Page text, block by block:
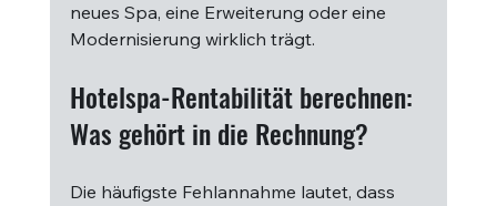
neues Spa, eine Erweiterung oder eine
Modernisierung wirklich trägt.
Hotelspa-Rentabilität berechnen:
Was gehört in die Rechnung?
Die häufigste Fehlannahme lautet, dass